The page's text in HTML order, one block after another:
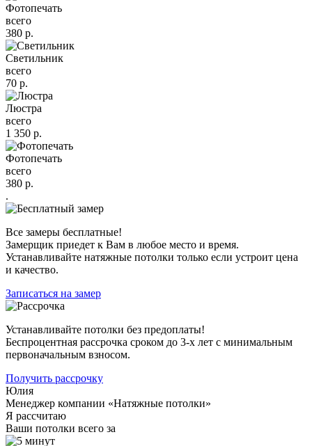
Фотопечать
всего
380 р.
Светильник
всего
70 р.
Люстра
всего
1 350 р.
Фотопечать
всего
380 р.
.
Все замеры бесплатные!
Замерщик приедет к Вам в любое место и время.
Устанавливайте натяжные потолки только если устроит цена
и качество.
Записаться на замер
Устанавливайте потолки без предоплаты!
Беспроцентная рассрочка сроком до 3-х лет с минимальным
первоначальным взносом.
Получить рассрочку
Юлия
Менеджер компании «Натяжные потолки»
Я рассчитаю
Ваши потолки всего за